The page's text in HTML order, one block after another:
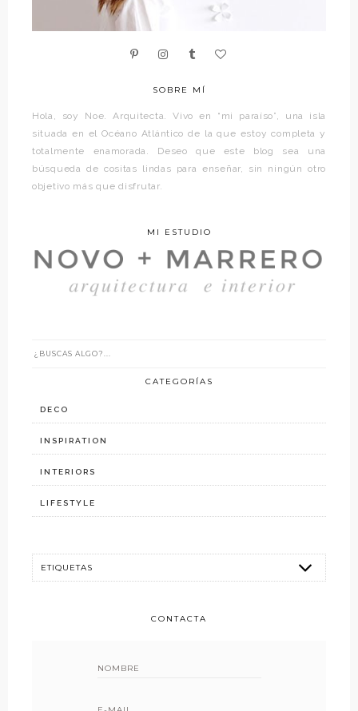
SOBRE MÍ
Hola, soy Noe. Arquitecta. Vivo en “mi paraíso”, una isla
situada en el Océano Atlántico de la que estoy completa y
totalmente enamorada. Deseo que este blog sea una
búsqueda de cositas lindas para enseñar, sin ningún otro
objetivo más que disfrutar.
MI ESTUDIO
CATEGORÍAS
DECO
INSPIRATION
INTERIORS
LIFESTYLE
CONTACTA